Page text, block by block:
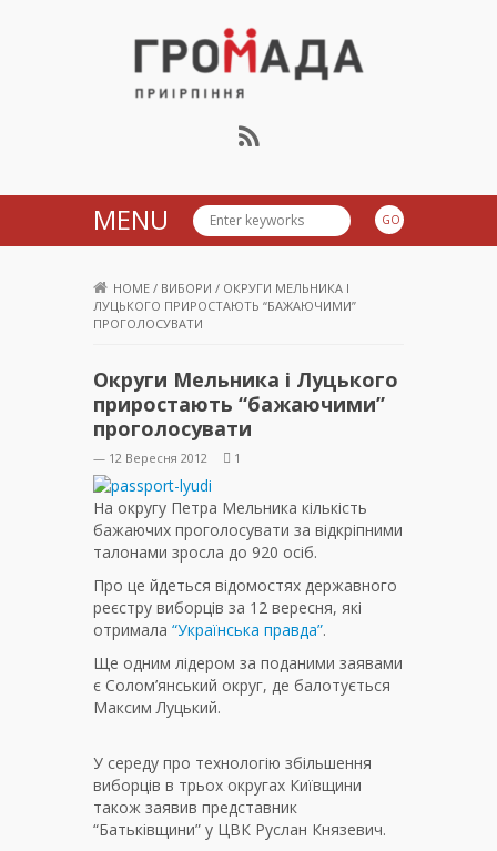
Громада Приірпіння
MENU
HOME / ВИБОРИ / ОКРУГИ МЕЛЬНИКА І
ЛУЦЬКОГО ПРИРОСТАЮТЬ “БАЖАЮЧИМИ”
ПРОГОЛОСУВАТИ
Округи Мельника і Луцького
приростають “бажаючими”
проголосувати
— 12 Вересня 2012 1
На округу Петра Мельника кількість
бажаючих проголосувати за відкріпними
талонами зросла до 920 осіб.
Про це йдеться відомостях державного
реєстру виборців за 12 вересня, які
отримала “Українська правда”.
Ще одним лідером за поданими заявами
є Солом’янський округ, де балотується
Максим Луцький.
У середу про технологію збільшення
виборців в трьох округах Київщини
також заявив представник
“Батьківщини” у ЦВК Руслан Князевич.